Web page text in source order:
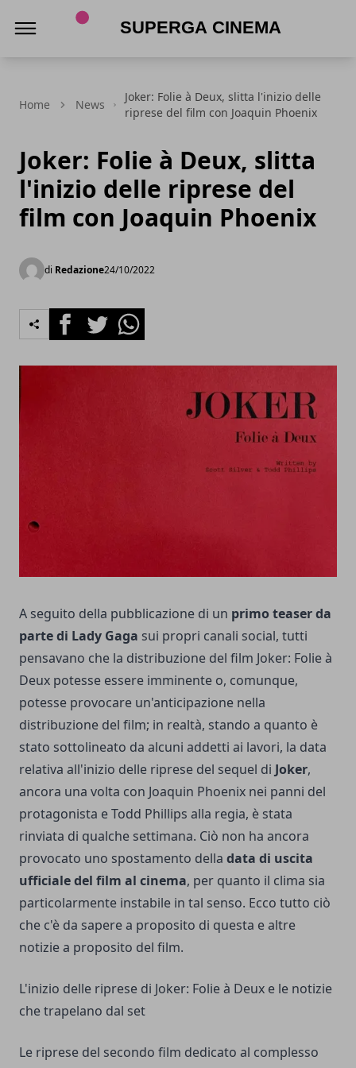
Home News
Joker: Folie à Deux, slitta l'inizio delle
riprese del film con Joaquin Phoenix
Joker: Folie à Deux, slitta
l'inizio delle riprese del
film con Joaquin Phoenix
di Redazione24/10/2022
FacebookTwitterWhatsapp
A seguito della pubblicazione di un primo teaser da
parte di Lady Gaga sui propri canali social, tutti
pensavano che la distribuzione del film Joker: Folie à
Deux potesse essere imminente o, comunque,
potesse provocare un'anticipazione nella
distribuzione del film; in realtà, stando a quanto è
stato sottolineato da alcuni addetti ai lavori, la data
relativa all'inizio delle riprese del sequel di Joker,
ancora una volta con Joaquin Phoenix nei panni del
protagonista e Todd Phillips alla regia, è stata
rinviata di qualche settimana. Ciò non ha ancora
provocato uno spostamento della data di uscita
ufficiale del film al cinema, per quanto il clima sia
particolarmente instabile in tal senso. Ecco tutto ciò
che c'è da sapere a proposito di questa e altre
notizie a proposito del film.
L'inizio delle riprese di Joker: Folie à Deux e le notizie
che trapelano dal set
Le riprese del secondo film dedicato al complesso